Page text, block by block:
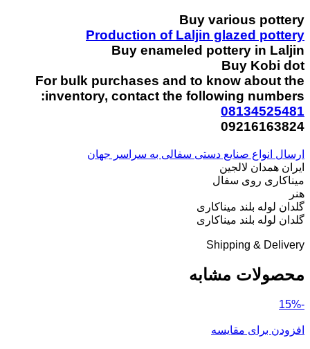
Buy various pottery
Production of Laljin glazed pottery
Buy enameled pottery in Laljin
Buy Kobi dot
For bulk purchases and to know about the
inventory, contact the following numbers:
08134525481
09216163824
ارسال انواع صنایع دستی سفالی به سراسر جهان
ایران همدان لالجین
میناکاری روی سفال
هنر
گلدان لوله بلند میناکاری
گلدان لوله بلند میناکاری
Shipping & Delivery
محصولات مشابه
-15%
افزودن برای مقایسه